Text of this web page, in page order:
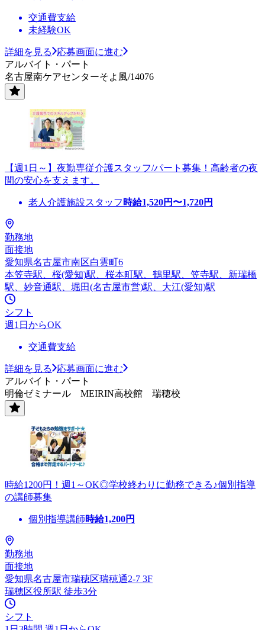
交通費支給
未経験OK
詳細を見る
応募画面に進む
アルバイト・パート
名古屋南ケアセンターそよ風/14076
【週1日～】夜勤専従介護スタッフ/パート募集！高齢者の夜
間の安心を支えます。
老人介護施設スタッフ 時給1,520円〜1,720円
勤務地
面接地
愛知県名古屋市南区白雲町6
本笠寺駅、桜(愛知)駅、桜本町駅、鶴里駅、笠寺駅、新瑞橋
駅、妙音通駅、堀田(名古屋市営)駅、大江(愛知)駅
シフト
週1日からOK
交通費支給
詳細を見る
応募画面に進む
アルバイト・パート
明倫ゼミナール MEIRIN高校館 瑞穂校
時給1200円！週1～OK◎学校終わりに勤務できる♪個別指導
の講師募集
個別指導講師時給1,200円
勤務地
面接地
愛知県名古屋市瑞穂区瑞穂通2-7 3F
瑞穂区役所駅 徒歩3分
シフト